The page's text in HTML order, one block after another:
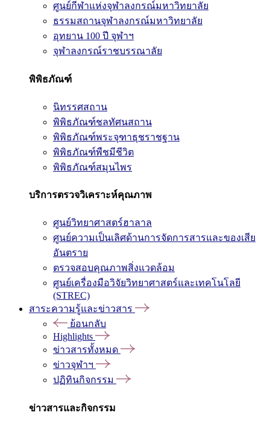
ศูนย์กีฬาแห่งจุฬาลงกรณ์มหาวิทยาลัย
ธรรมสถานจุฬาลงกรณ์มหาวิทยาลัย
อุทยาน 100 ปี จุฬาฯ
จุฬาลงกรณ์ราชบรรณาลัย
พิพิธภัณฑ์
นิทรรศสถาน
พิพิธภัณฑ์ชลทัศนสถาน
พิพิธภัณฑ์พระจุฑาธุชราชฐาน
พิพิธภัณฑ์พืชมีชีวิต
พิพิธภัณฑ์สมุนไพร
บริการตรวจวิเคราะห์คุณภาพ
ศูนย์วิทยาศาสตร์ฮาลาล
ศูนย์ความเป็นเลิศด้านการจัดการสารและของเสีย
อันตราย
ตรวจสอบคุณภาพสิ่งแวดล้อม
ศูนย์เครื่องมือวิจัยวิทยาศาสตร์และเทคโนโลยี
(STREC)
สาระความรู้และข่าวสาร
ย้อนกลับ
Highlights
ข่าวสารทั้งหมด
ข่าวจุฬาฯ
ปฏิทินกิจกรรม
ข่าวสารและกิจกรรม